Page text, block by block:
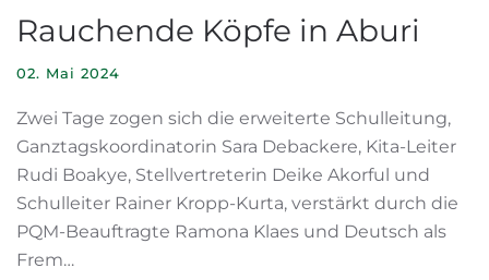
Rauchende Köpfe in Aburi
02. Mai 2024
Zwei Tage zogen sich die erweiterte Schulleitung,
Ganztagskoordinatorin Sara Debackere, Kita-Leiter
Rudi Boakye, Stellvertreterin Deike Akorful und
Schulleiter Rainer Kropp-Kurta, verstärkt durch die
PQM-Beauftragte Ramona Klaes und Deutsch als
Frem…